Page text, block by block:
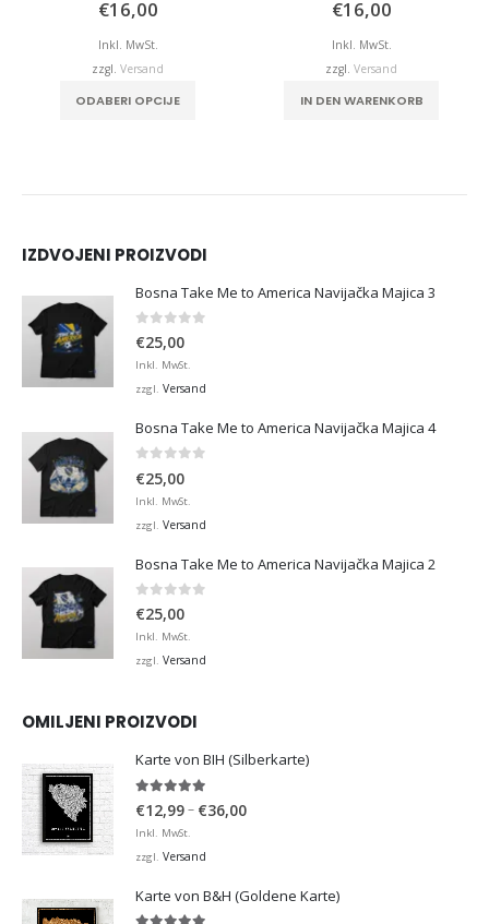
€16,00
Inkl. MwSt.
zzgl. Versand
ODABERI OPCIJE
€16,00
Inkl. MwSt.
zzgl. Versand
IN DEN WARENKORB
IZDVOJENI PROIZVODI
Bosna Take Me to America Navijačka Majica 3
0 von 5
€25,00
Inkl. MwSt.
zzgl. Versand
Bosna Take Me to America Navijačka Majica 4
€25,00
Inkl. MwSt.
zzgl. Versand
Bosna Take Me to America Navijačka Majica 2
0 von 5
€25,00
Inkl. MwSt.
zzgl. Versand
OMILJENI PROIZVODI
Karte von BIH (Silberkarte)
€12,99– €36,00Preisspanne:
Inkl. MwSt.
zzgl. Versand
Karte von B&H (Goldene Karte)